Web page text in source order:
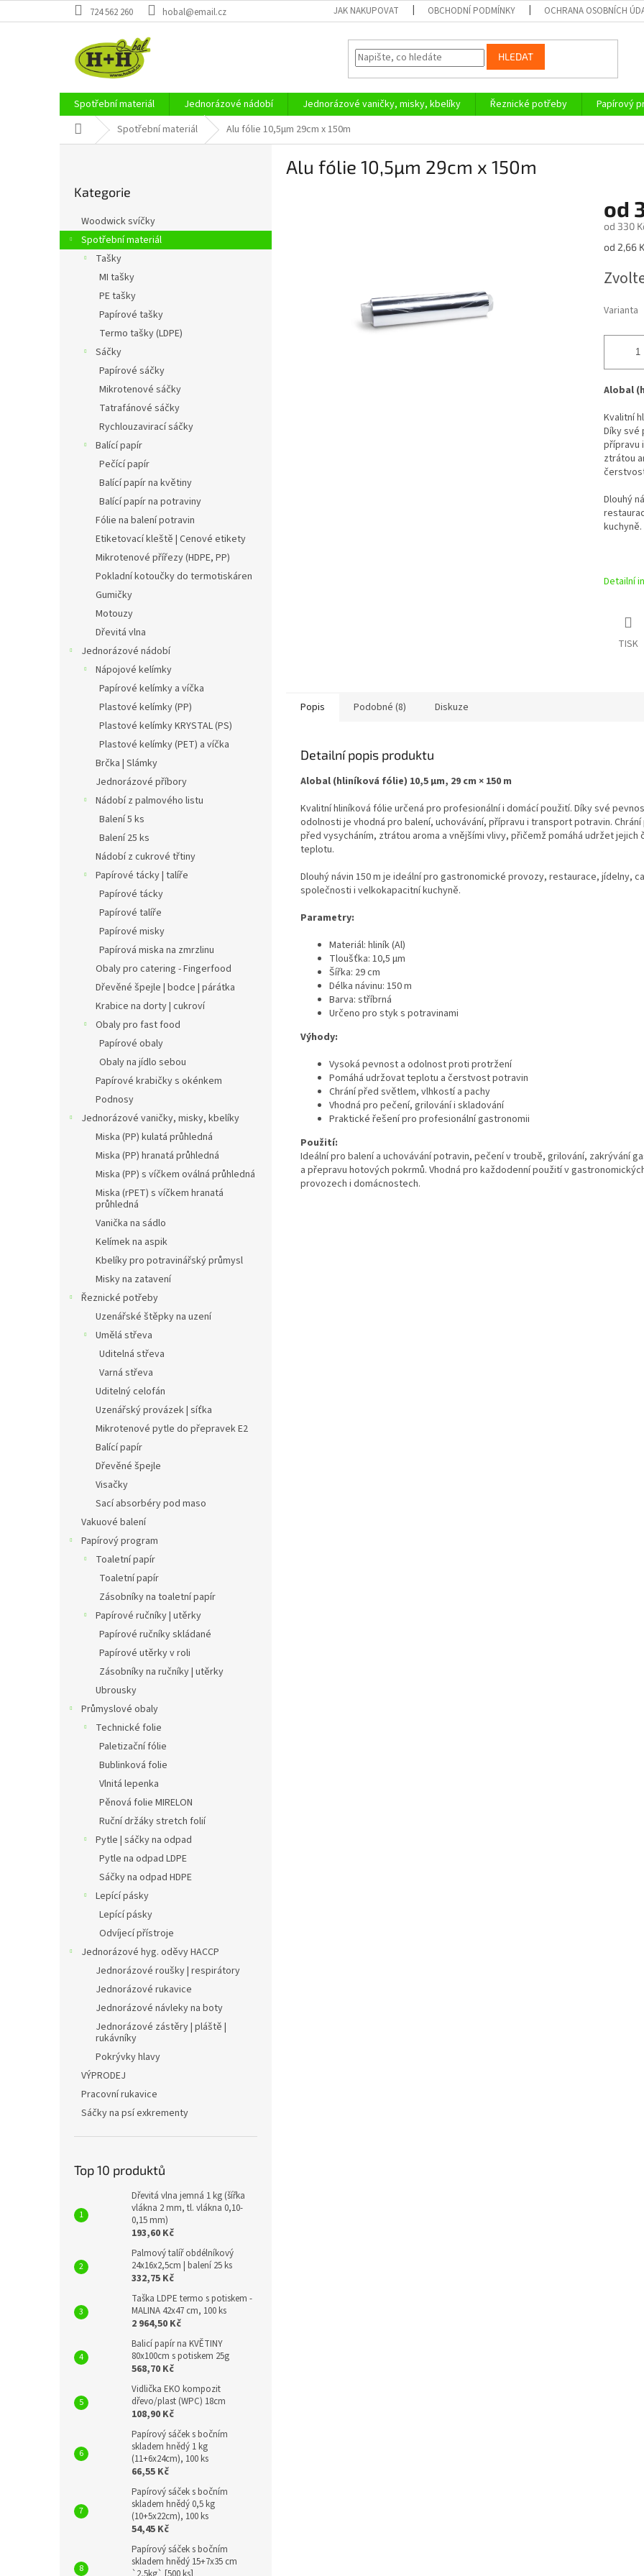
na
724 562 260 hobal@email.cz JAK NAKUPOVAT OBCHODNÍ PODMÍNKY OCHRANA OSOBNÍCH
HLEDAT
Spotřební materiál Jednorázové nádobí Jednorázové vaničky, misky, kbelíky Řeznické potřeby Papírový
Domů Spotřební materiál Alu fólie 10,5µm 29cm x 150m
a
n
kategorie
Kategorie
Woodwick svíčky
Spotřební materiál
Tašky
MI tašky
PE tašky
Papírové tašky
Termo tašky (LDPE)
Sáčky
Papírové sáčky
Mikrotenové sáčky
Tatrafánové sáčky
Rychlouzavirací sáčky
Balící papír
Pečící papír
Balící papír na květiny
Balící papír na potraviny
Fólie na balení potravin
Etiketovací kleště | Cenové etikety
Mikrotenové přířezy (HDPE, PP)
Pokladní kotoučky do termotiskáren
Gumičky
Motouzy
Dřevitá vlna
Jednorázové nádobí
Nápojové kelímky
Papírové kelímky a víčka
Plastové kelímky (PP)
Plastové kelímky KRYSTAL (PS)
Plastové kelímky (PET) a víčka
Brčka | Slámky
Jednorázové příbory
Nádobí z palmového listu
Balení 5 ks
Balení 25 ks
Nádobí z cukrové třtiny
Papírové tácky | talíře
Papírové tácky
Papírové talíře
Papírové misky
Papírová miska na zmrzlinu
Obaly pro catering - Fingerfood
Dřevěné špejle | bodce | párátka
Krabice na dorty | cukroví
Obaly pro fast food
Papírové obaly
Obaly na jídlo sebou
Papírové krabičky s okénkem
Podnosy
Jednorázové vaničky, misky, kbelíky
Miska (PP) kulatá průhledná
Miska (PP) hranatá průhledná
Miska (PP) s víčkem oválná průhledná
Miska (rPET) s víčkem hranatá
průhledná
Vanička na sádlo
Kelímek na aspik
Kbelíky pro potravinářský průmysl
Misky na zatavení
Řeznické potřeby
Uzenářské štěpky na uzení
Umělá střeva
Uditelná střeva
Varná střeva
Uditelný celofán
Uzenářský provázek | síťka
Mikrotenové pytle do přepravek E2
Balící papír
Dřevěné špejle
Visačky
Sací absorbéry pod maso
Vakuové balení
Papírový program
Toaletní papír
Toaletní papír
Zásobníky na toaletní papír
Papírové ručníky | utěrky
Papírové ručníky skládané
Papírové utěrky v roli
Zásobníky na ručníky | utěrky
Ubrousky
Průmyslové obaly
Technické folie
Paletizační fólie
Bublinková folie
Vlnitá lepenka
Pěnová folie MIRELON
Ruční držáky stretch folií
Pytle | sáčky na odpad
Pytle na odpad LDPE
Sáčky na odpad HDPE
Lepící pásky
Lepící pásky
Odvíjecí přístroje
Jednorázové hyg. oděvy HACCP
Jednorázové roušky | respirátory
Jednorázové rukavice
Jednorázové návleky na boty
Jednorázové zástěry | pláště |
rukávníky
Pokrývky hlavy
VÝPRODEJ
Pracovní rukavice
Sáčky na psí exkrementy
Top 10 produktů
Dřevitá vlna jemná 1 kg (šířka
vlákna 2 mm, tl. vlákna 0,10-
0,15 mm)
193,60 Kč
Palmový talíř obdélníkový
24x16x2,5cm | balení 25 ks
332,75 Kč
Taška LDPE termo s potiskem -
MALINA 42x47 cm, 100 ks
2 964,50 Kč
Balicí papír na KVĚTINY
80x100cm s potiskem 25g
568,70 Kč
Vidlička EKO kompozit
dřevo/plast (WPC) 18cm
108,90 Kč
Papírový sáček s bočním
skladem hnědý 1 kg
(11+6x24cm), 100 ks
66,55 Kč
Papírový sáček s bočním
skladem hnědý 0,5 kg
(10+5x22cm), 100 ks
54,45 Kč
Papírový sáček s bočním
skladem hnědý 15+7x35 cm
Alu fólie 10,5µm 29cm x 150m
od
od 330
Měrná
od 2,66
Varianta
Alobal
Kvalitní
Díky své
přípravu
ztrátou
Dlouhý
kuchyně.
Detailní
TISK
Popis Podobné (8) Diskuze
Detailní popis produktu
Alobal (hliníková fólie) 10,5 µm, 29 cm × 150 m
Kvalitní hliníková fólie určená pro profesionální i domácí použití. Díky své
odolnosti je vhodná pro balení, uchovávání, přípravu i transport potravin.
před vysycháním, ztrátou aroma a vnějšími vlivy, přičemž pomáhá udržet jejich
teplotu.
Dlouhý návin 150 m je ideální pro gastronomické provozy, restaurace, jídelny,
společnosti i velkokapacitní kuchyně.
Parametry:
Materiál: hliník (Al)
Tloušťka: 10,5 µm
Šířka: 29 cm
Délka návinu: 150 m
Barva: stříbrná
Určeno pro styk s potravinami
Výhody:
Vysoká pevnost a odolnost proti protržení
Pomáhá udržovat teplotu a čerstvost potravin
Chrání před světlem, vlhkostí a pachy
Vhodná pro pečení, grilování i skladování
Praktické řešení pro profesionální gastronomii
Použití:
Ideální pro balení a uchovávání potravin, pečení v troubě, grilování, zakrývání
a přepravu hotových pokrmů. Vhodná pro každodenní použití v
provozech i domácnostech.